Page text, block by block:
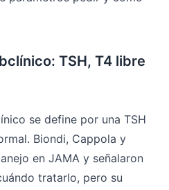
TSH, T4 libre
se define por una TSH
Biondi, Cappola y
en JAMA y señalaron
tratarlo, pero su